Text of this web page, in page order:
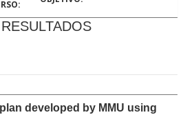
developed by MMU using